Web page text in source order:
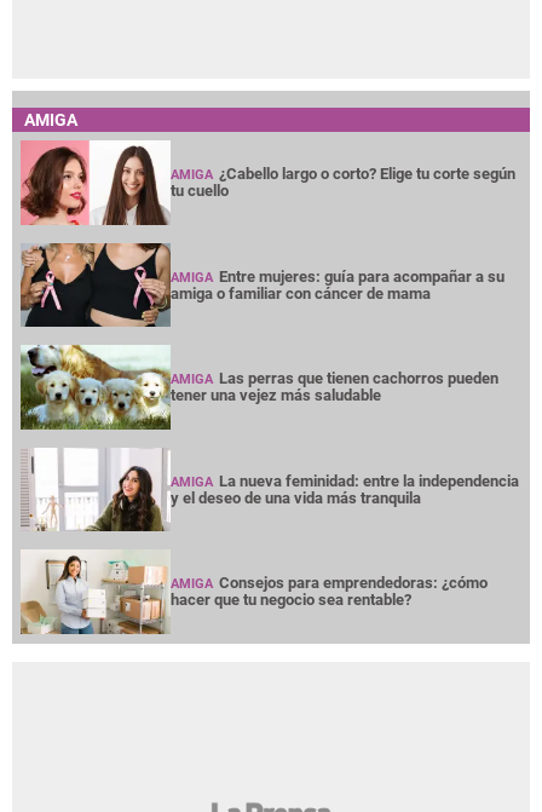
AMIGA
AMIGA ¿Cabello largo o corto? Elige tu corte según
tu cuello
AMIGA Entre mujeres: guía para acompañar a su
amiga o familiar con cáncer de mama
AMIGA Las perras que tienen cachorros pueden
tener una vejez más saludable
AMIGA La nueva feminidad: entre la independencia
y el deseo de una vida más tranquila
AMIGA Consejos para emprendedoras: ¿cómo
hacer que tu negocio sea rentable?